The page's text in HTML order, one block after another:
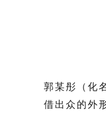
郭某彤（化
借出众的外